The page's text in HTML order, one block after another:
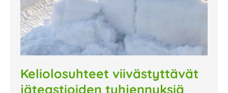
Keliolosuhteet viivästyttävät
jäteastioiden tyhjennyksiä